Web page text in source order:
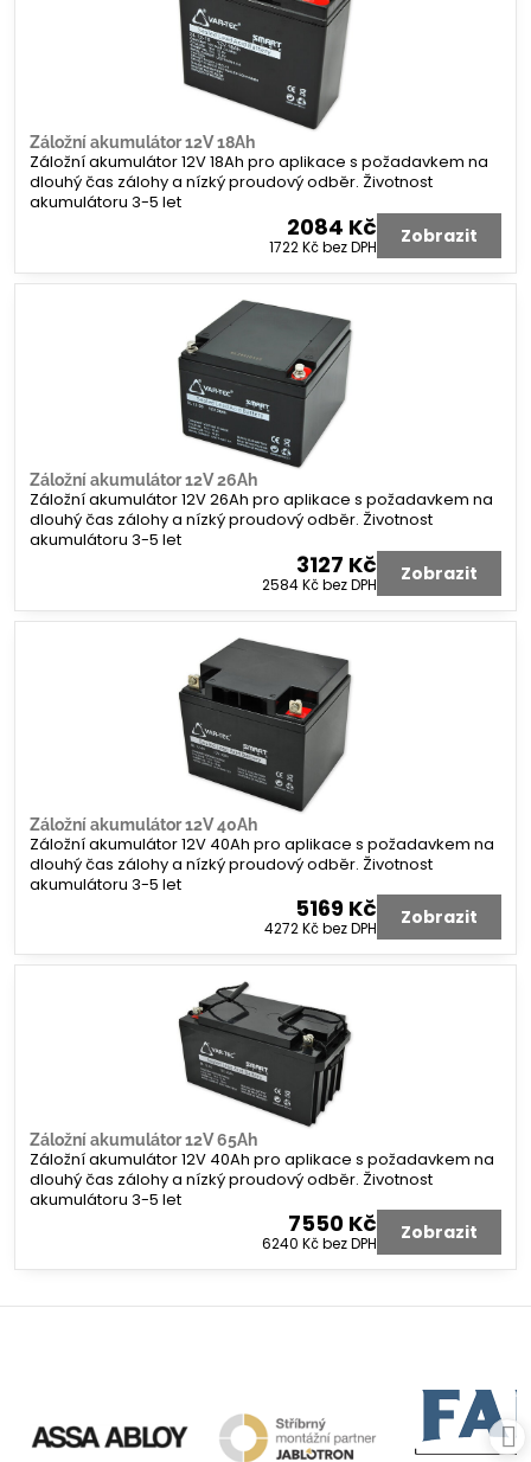
Záložní akumulátor 12V 18Ah
Záložní akumulátor 12V 18Ah pro aplikace s požadavkem na
dlouhý čas zálohy a nízký proudový odběr. Životnost
akumulátoru 3-5 let
2084 Kč
1722 Kčbez DPH Zobrazit
Záložní akumulátor 12V 26Ah
Záložní akumulátor 12V 26Ah pro aplikace s požadavkem na
dlouhý čas zálohy a nízký proudový odběr. Životnost
akumulátoru 3-5 let
3127 Kč
2584 Kčbez DPH Zobrazit
Záložní akumulátor 12V 40Ah
Záložní akumulátor 12V 40Ah pro aplikace s požadavkem na
dlouhý čas zálohy a nízký proudový odběr. Životnost
akumulátoru 3-5 let
5169 Kč
4272 Kčbez DPH Zobrazit
Záložní akumulátor 12V 65Ah
Záložní akumulátor 12V 40Ah pro aplikace s požadavkem na
dlouhý čas zálohy a nízký proudový odběr. Životnost
akumulátoru 3-5 let
7550 Kč
6240 Kčbez DPH Zobrazit